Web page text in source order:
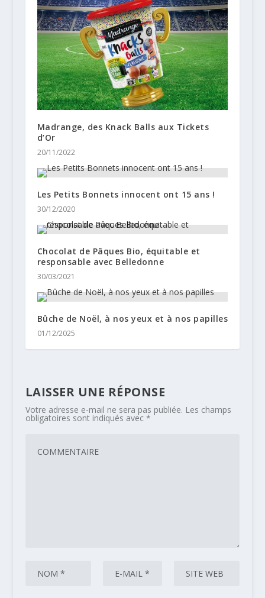
Madrange, des Knack Balls aux Tickets
d’Or
20/11/2022
Les Petits Bonnets innocent ont 15 ans !
30/12/2020
Chocolat de Pâques Bio, équitable et
responsable avec Belledonne
30/03/2021
Bûche de Noël, à nos yeux et à nos papilles
01/12/2025
LAISSER UNE RÉPONSE
Votre adresse e-mail ne sera pas publiée. Les champs
obligatoires sont indiqués avec *